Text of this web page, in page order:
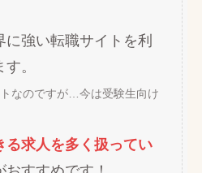
強い転職サイトを利
。
なのですが…今は受験生向け
る求人を多く扱ってい